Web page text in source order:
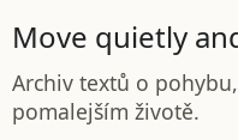
Move quietly
Archiv textů o
pomalejším životě.